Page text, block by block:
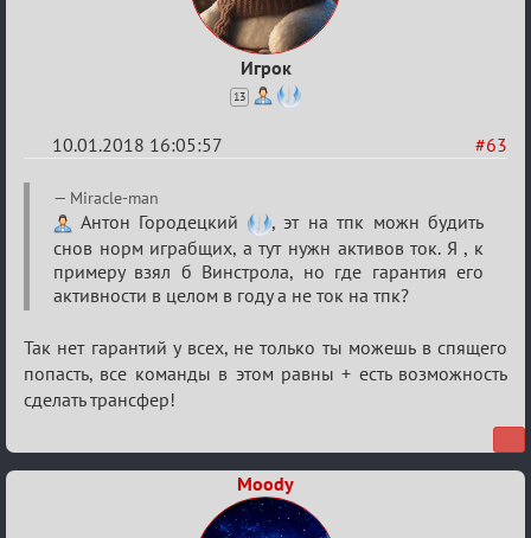
Игрок
13
#63
10.01.2018 16:05:57
Re:
Обсуждение
«Менеджер
Мафии»
Miracle-man
Антон Городецкий
, эт на тпк можн будить
снов норм играбщих, а тут нужн активов ток. Я , к
примеру взял б Винстрола, но где гарантия его
активности в целом в году а не ток на тпк?
Так нет гарантий у всех, не только ты можешь в спящего
попасть, все команды в этом равны + есть возможность
сделать трансфер!
Moody